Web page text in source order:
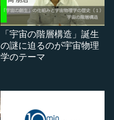
「宇宙の階層構造」誕生
の謎に迫るのが宇宙物理
学のテーマ